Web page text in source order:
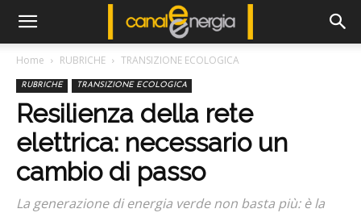
Home RUBRICHE TRANSIZIONE ECOLOGICA
RUBRICHE TRANSIZIONE ECOLOGICA
Resilienza della rete
elettrica: necessario un
cambio di passo
La generazione di energia verde non basta più: è la